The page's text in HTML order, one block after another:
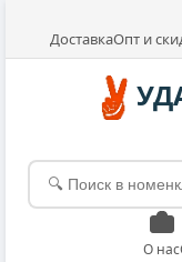
ДоставкаОпт и
О нас